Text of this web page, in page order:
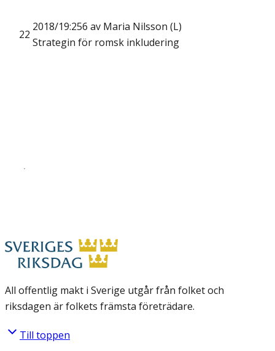
22
2018/19:256 av Maria Nilsson (L)
Strategin för romsk inkludering
All offentlig makt i Sverige utgår från folket och
riksdagen är folkets främsta företrädare.
Till toppen